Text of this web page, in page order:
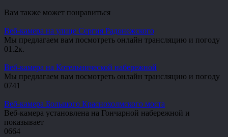
Вам также может понравиться
Веб-камера на улице Сергия Радонежского
Мы предлагаем вам посмотреть онлайн трансляцию и погоду
01.2к.
Веб-камера на Котельнической набережной
Мы предлагаем вам посмотреть онлайн трансляцию и погоду
0741
Веб-камера Большого Краснохолмского моста
Веб-камера установлена на Гончарной набережной и
показывает
0664